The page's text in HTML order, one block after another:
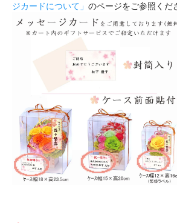
ジカードについて」 のページをご参照くだ